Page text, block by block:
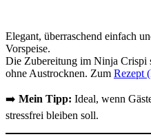
Elegant, überraschend einfach
Vorspeise.
Die Zubereitung im Ninja Crispi
ohne Austrocknen. Zum Rezept
➡️ Mein Tipp: Ideal, wenn
stressfrei bleiben soll.